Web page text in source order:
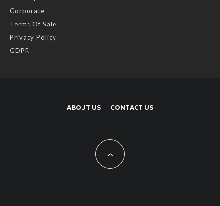
Corporate
Terms Of Sale
Privacy Policy
GDPR
ABOUT US CONTACT US